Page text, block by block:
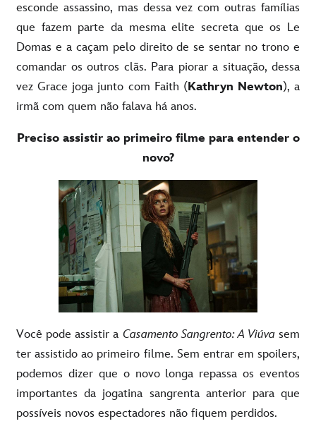
esconde assassino, mas dessa vez com outras famílias
que fazem parte da mesma elite secreta que os Le
Domas e a caçam pelo direito de se sentar no trono e
comandar os outros clãs. Para piorar a situação, dessa
vez Grace joga junto com Faith (Kathryn Newton), a
irmã com quem não falava há anos.
Preciso assistir ao primeiro filme para entender o
novo?
Você pode assistir a Casamento Sangrento: A Viúvasem
ter assistido ao primeiro filme. Sem entrar em spoilers,
podemos dizer que o novo longa repassa os eventos
importantes da jogatina sangrenta anterior para que
possíveis novos espectadores não fiquem perdidos.